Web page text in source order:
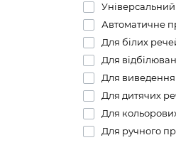
Універсальний
Автоматичне
Для білих
Для
Для
Для дитячих
Для
Для ручного